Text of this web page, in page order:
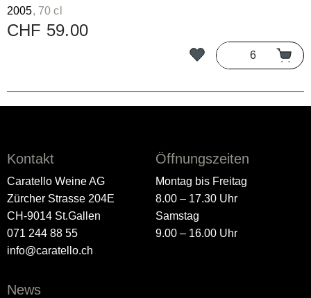
2005, 70 cl
CHF 59.00
Kontakt
Caratello Weine AG
Zürcher Strasse 204E
CH-9014 St.Gallen
071 244 88 55
info@caratello.ch
Öffnungszeiten
Montag bis Freitag
8.00 – 17.30 Uhr
Samstag
9.00 – 16.00 Uhr
News